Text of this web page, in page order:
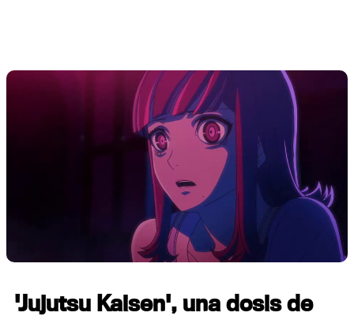
'Jujutsu Kaisen', una dosis de